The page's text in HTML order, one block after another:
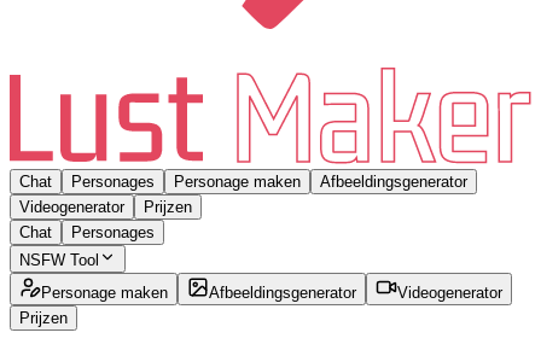
Chat Personages Personage maken
Afbeeldingsgenerator
Videogenerator
Prijzen
Chat
Personages
NSFW Tool
Personage maken
Afbeeldingsgenerator
Videogenerator
Prijzen